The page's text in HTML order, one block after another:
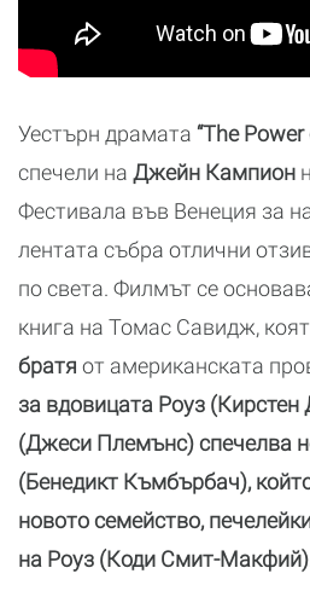
Уестърн драмата “The
спечели на Джейн Кампион
Фестивала във Венеция за
лентата събра отлични
по света. Филмът се
книга на Томас Савидж,
братя от американската
за вдовицата Роуз
(Джеси Племънс) спечелва
(Бенедикт Къмбърбач),
новото семейство,
на Роуз (Коди Смит-Макфий)